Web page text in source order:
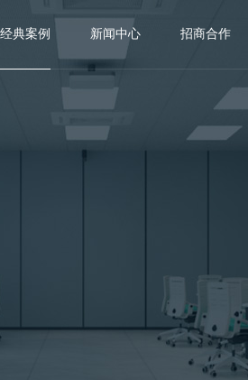
经典案例 新闻中心 招商合作